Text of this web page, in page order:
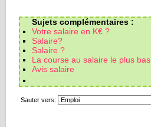
Sujets complémentaires :
Votre salaire en K€ ?
Salaire?
Salaire ?
La course au salaire le plus bas
Avis salaire
Sauter vers: